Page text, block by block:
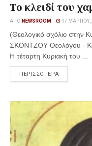
Το κλειδί του
ΑΠΌ NEWSROOM 17 ΜΑΡΤΊΟΥ,
(Θεολογικό σχόλιο στην
ΣΚΟΝΤΖΟΥ Θεολόγου -
Η τέταρτη Κυριακή του ...
ΠΕΡΙΣΣΟΤΕΡΑ